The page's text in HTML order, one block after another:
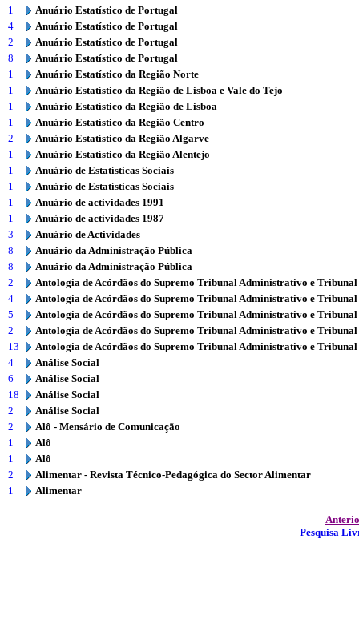
1
Anuário Estatístico de Portugal
4
Anuário Estatístico de Portugal
2
Anuário Estatístico de Portugal
8
Anuário Estatístico de Portugal
1
Anuário Estatístico da Região Norte
1
Anuário Estatístico da Região de Lisboa e Vale do Tejo
1
Anuário Estatístico da Região de Lisboa
1
Anuário Estatístico da Região Centro
2
Anuário Estatístico da Região Algarve
1
Anuário Estatístico da Região Alentejo
1
Anuário de Estatísticas Sociais
1
Anuário de Estatísticas Sociais
1
Anuário de actividades 1991
1
Anuário de actividades 1987
3
Anuário de Actividades
8
Anuário da Administração Pública
8
Anuário da Administração Pública
2
Antologia de Acórdãos do Supremo Tribunal Administrativo e
4
Antologia de Acórdãos do Supremo Tribunal Administrativo e
5
Antologia de Acórdãos do Supremo Tribunal Administrativo e
2
Antologia de Acórdãos do Supremo Tribunal Administrativo e
13
Antologia de Acórdãos do Supremo Tribunal Administrativo e
4
Análise Social
6
Análise Social
18
Análise Social
2
Análise Social
2
Alô - Mensário de Comunicação
1
Alô
1
Alô
2
Alimentar - Revista Técnico-Pedagógica do Sector Alimentar
1
Alimentar
Pesquisa